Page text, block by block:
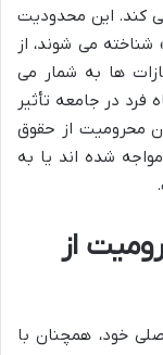
کند. این محدودیت
می شوند، از
ها به شمار می
فرد در جامعه تأثیر
محرومیت از حقوق
شده اند یا به
از
خود، همچنان با